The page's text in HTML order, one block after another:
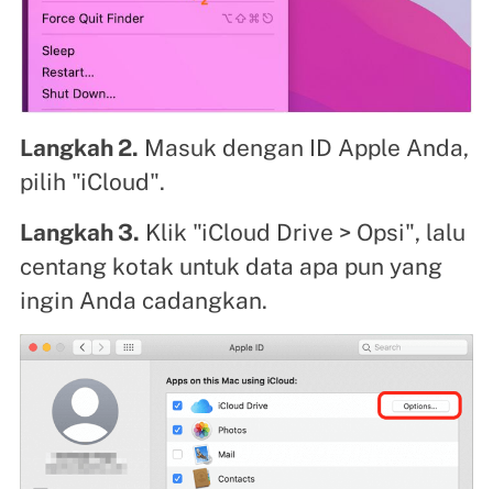
Langkah 2. Masuk dengan ID Apple Anda,
pilih "iCloud".
Langkah 3. Klik "iCloud Drive > Opsi", lalu
centang kotak untuk data apa pun yang
ingin Anda cadangkan.